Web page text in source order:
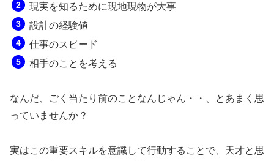
現実を知るために現地現物が大事
設計の経験値
仕事のスピード
相手のことを考える
なんだ、ごく当たり前のことなんじゃん・・、とあまく思
っていませんか？
実はこの重要スキルを意識して行動することで、天才と思